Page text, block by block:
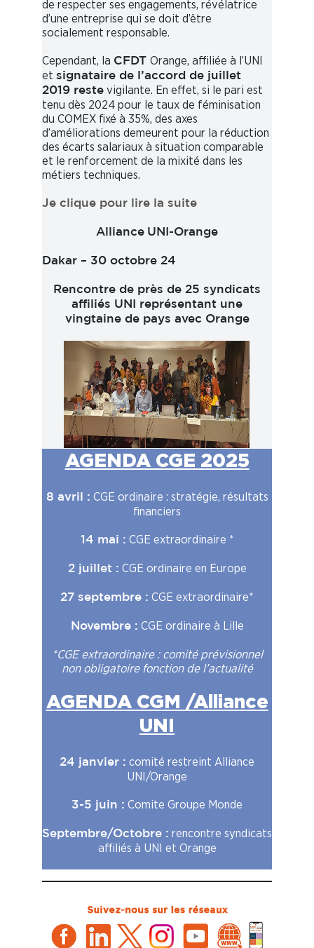
de respecter ses engagements, révélatrice
d’une entreprise qui se doit d’être
socialement responsable.
Cependant, la CFDT Orange, affiliée à l’UNI
et signataire de l’accord de juillet
2019 reste vigilante. En effet, si le pari est
tenu dès 2024 pour le taux de féminisation
du COMEX fixé à 35%, des axes
d’améliorations demeurent pour la réduction
des écarts salariaux à situation comparable
et le renforcement de la mixité dans les
métiers techniques.
Je clique pour lire la suite
Alliance UNI-Orange
Dakar – 30 octobre 24
Rencontre de près de 25 syndicats
affiliés UNI représentant une
vingtaine de pays avec Orange
AGENDA CGE 2025
8 avril : CGE ordinaire : stratégie, résultats
financiers
14 mai : CGE extraordinaire *
2 juillet : CGE ordinaire en Europe
27 septembre : CGE extraordinaire*
Novembre : CGE ordinaire à Lille
*CGE extraordinaire : comité prévisionnel
non obligatoire fonction de l’actualité
AGENDA CGM /Alliance
UNI
24 janvier : comité restreint Alliance
UNI/Orange
3-5 juin : Comite Groupe Monde
Septembre/Octobre : rencontre syndicats
affiliés à UNI et Orange